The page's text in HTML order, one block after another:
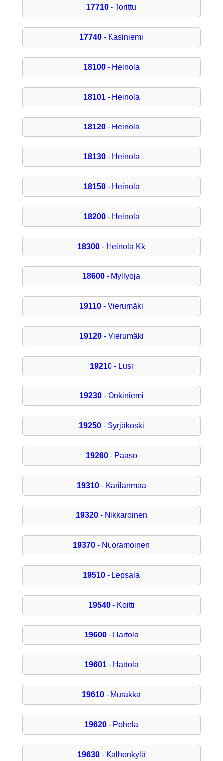
17710 - Torittu
17740 - Kasiniemi
18100- Heinola
18101- Heinola
18120- Heinola
18130- Heinola
18150- Heinola
18200- Heinola
18300 - Heinola Kk
18600 - Myllyoja
19110 - Vierumäki
19120- Vierumäki
19210- Lusi
19230- Onkiniemi
19250- Syrjäkoski
19260- Paaso
19310- Karilanmaa
19320- Nikkaroinen
19370 - Nuoramoinen
19510 - Lepsala
19540- Koitti
19600- Hartola
19601- Hartola
19610 - Murakka
19620 - Pohela
19630- Kalhonkylä